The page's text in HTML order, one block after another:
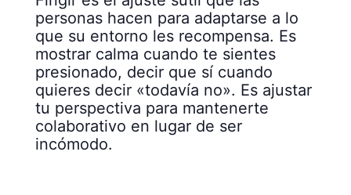
personas hacen para adaptarse a lo
que su entorno les recompensa. Es
mostrar calma cuando te sientes
presionado, decir que sí cuando
quieres decir «todavía no». Es ajustar
tu perspectiva para mantenerte
colaborativo en lugar de ser
incómodo.